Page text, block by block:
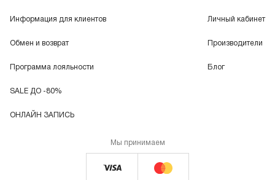
Информация для клиентов
Обмен и возврат
Программа лояльности
SALE ДО -80%
ОНЛАЙН ЗАПИСЬ
Личный кабинет
Производители
Блог
Мы принимаем